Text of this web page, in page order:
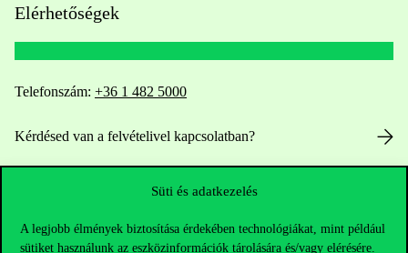
Süti és adatkezelés
A legjobb élmények biztosítása érdekében technológiákat, mint például
sütiket használunk az eszközinformációk tárolására és/vagy elérésére.
Elérhetőségek
Telefonszám: +36 1 482 5000
Kérdésed van a felvételivel kapcsolatban?
HUB jelenlegi hallgatóinknak